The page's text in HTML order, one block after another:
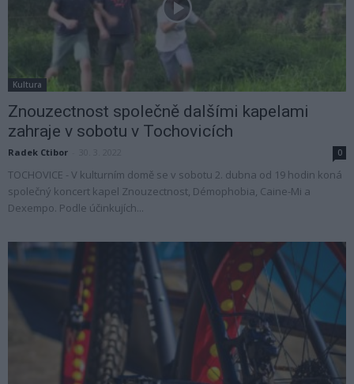
Kultura
Znouzectnost společně dalšími kapelami
zahraje v sobotu v Tochovicích
Radek Ctibor 0
TOCHOVICE - V kulturním domě se v sobotu 2. dubna od 19 hodin koná
společný koncert kapel Znouzectnost, Démophobia, Caine-Mi a
Dexempo. Podle účinkujích...